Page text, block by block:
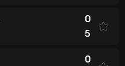
0
5
0